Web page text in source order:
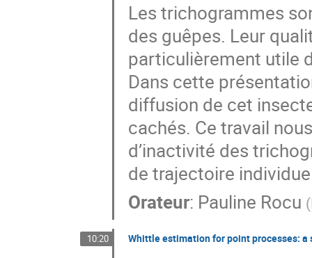
Les trichogrammes
des guêpes. Leur
particulièrement utile
Dans cette
diffusion de cet
cachés. Ce travail
d’inactivité des
de trajectoire
Orateur: Pauline Rocu (
10:20 Whittle estimation for point processes: